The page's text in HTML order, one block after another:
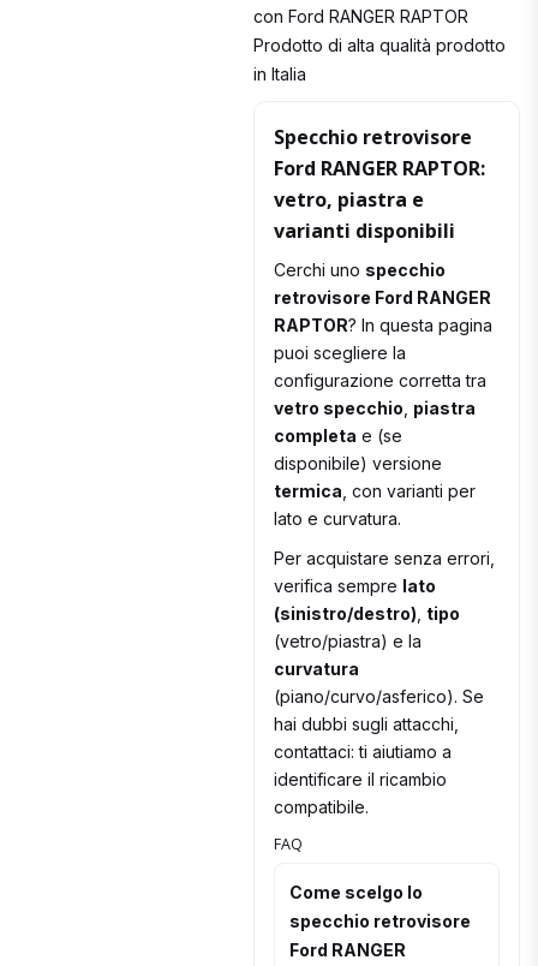
con Ford RANGER RAPTOR
Prodotto di alta qualità prodotto
in Italia
Specchio retrovisore
Ford RANGER RAPTOR:
vetro, piastra e
varianti disponibili
Cerchi uno specchio
retrovisore Ford RANGER
RAPTOR? In questa pagina
puoi scegliere la
configurazione corretta tra
vetro specchio piastra
completa e (se
disponibile) versione
termica , con varianti per
lato e curvatura.
Per acquistare senza errori,
verifica sempre lato
(sinistro/destro) tipo
(vetro/piastra) e la
curvatura
(piano/curvo/asferico). Se
hai dubbi sugli attacchi,
contattaci: ti aiutiamo a
identificare il ricambio
compatibile.
FAQ
Come scelgo lo
specchio retrovisore
Ford RANGER